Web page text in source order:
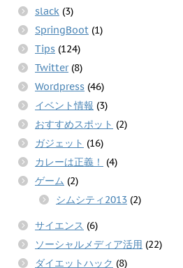
slack (3)
SpringBoot (1)
Tips (124)
Twitter(8)
Wordpress (46)
イベント情報 (3)
おすすめスポット (2)
ガジェット (16)
カレーは正義！
(4)
ゲーム (2)
シムシティ2013 (2)
サイエンス (6)
ソーシャルメディア活用 (22)
ダイエットハック (8)